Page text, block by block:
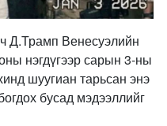
Д.Трамп Венесуэлийн
нэгдүгээр сарын 3-ны
шуугиан тарьсан энэ
бусад мэдээллийг